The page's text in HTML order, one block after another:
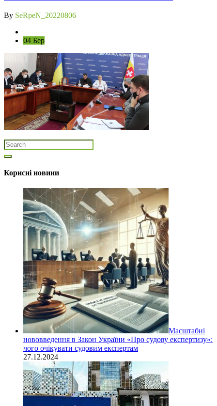
By SeRpeN_20220806
04 Бер
Корисні новини
Масштабні
нововведення в Закон України «Про судову експертизу»:
чого очікувати судовим експертам
27.12.2024